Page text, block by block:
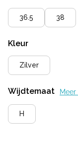
Kleur
Zilver
36.5 38
Wijdtemaat
H